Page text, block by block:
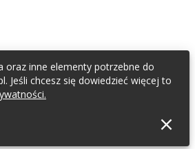
oraz inne elementy potrzebne do
Jeśli chcesz się dowiedzieć więcej to